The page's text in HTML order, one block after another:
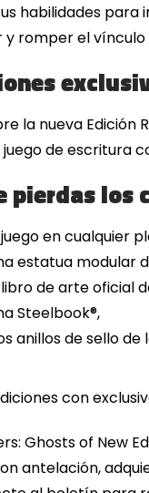
habilidades
y romper el vínculo
la nueva Edición
juego de escritura
pierdas los
juego en cualquier
estatua modular
libro de arte oficial
Steelbook®,
anillos de sello de
con
Ghosts of New
antelación,